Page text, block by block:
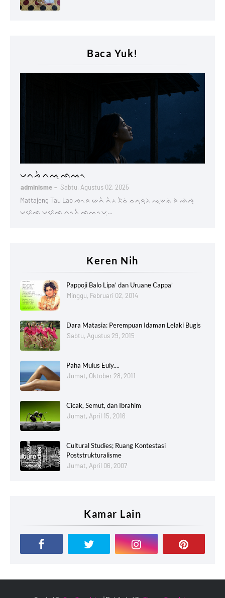
Baca Yuk!
ᨆᨈᨍᨛ ᨈᨕᨘ ᨒᨕᨚ
adminisme
Sabtu, Agustus 02, 2025
Mattajeng Tau Lao ᨌᨚᨑ ᨀᨙᨈᨛ ᨈᨛᨂ ᨅᨛᨊᨗ ᨊᨈᨘᨑᨘᨂᨗ ᨕᨘᨉᨊᨗ ᨑᨗ ᨒᨗᨄᨘ
ᨆᨅᨙᨒ ᨆᨅᨙᨒ ᨈᨚᨂᨛ ᨒᨕᨚᨆᨘ…
Keren Nih
Pappoji Balo Lipa’ dan Uruane Cappa’
Minggu, Februari 02, 2014
Dara Matasia: Perempuan Idaman Lelaki Bugis
Sabtu, Agustus 29, 2015
Paha Mulus Euiy....
Jumat, Oktober 28, 2011
Cicak, Semut, dan Ibrahim
Jumat, April 15, 2016
Cultural Studies; Ruang Kontestasi
Poststrukturalisme
Jumat, April 06, 2007
Kamar Lain